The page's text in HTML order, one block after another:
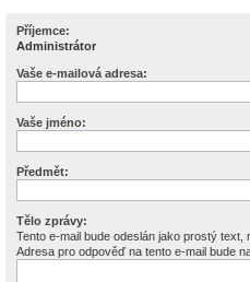
Příjemce:
Administrátor
Vaše e-mailová adresa:
Vaše jméno:
Předmět:
Tělo zprávy:
Tento e-mail bude odeslán jako prostý text,
Adresa pro odpověď na tento e-mail bude